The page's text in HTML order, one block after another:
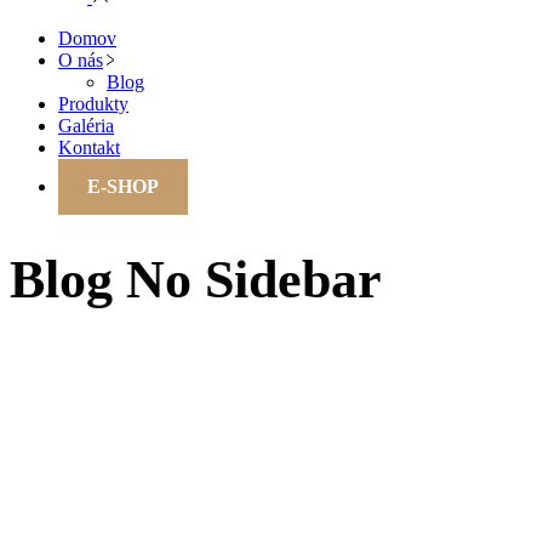
Domov
O nás
Blog
Produkty
Galéria
Kontakt
E-SHOP
Blog No Sidebar